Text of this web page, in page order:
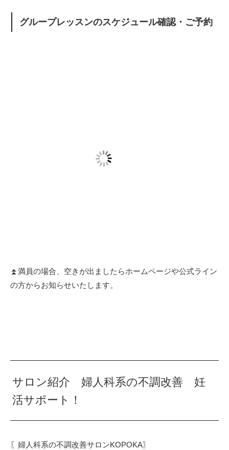
グループレッスンのスケジュール確認・ご予約
⏫満員の場合、空きが出ましたらホームページや公式ライン
の方からお知らせいたします。
サロン紹介 婦人科系の不調改善 妊
活サポート！
〖婦人科系の不調改善サロンKOPOKA〗⁡